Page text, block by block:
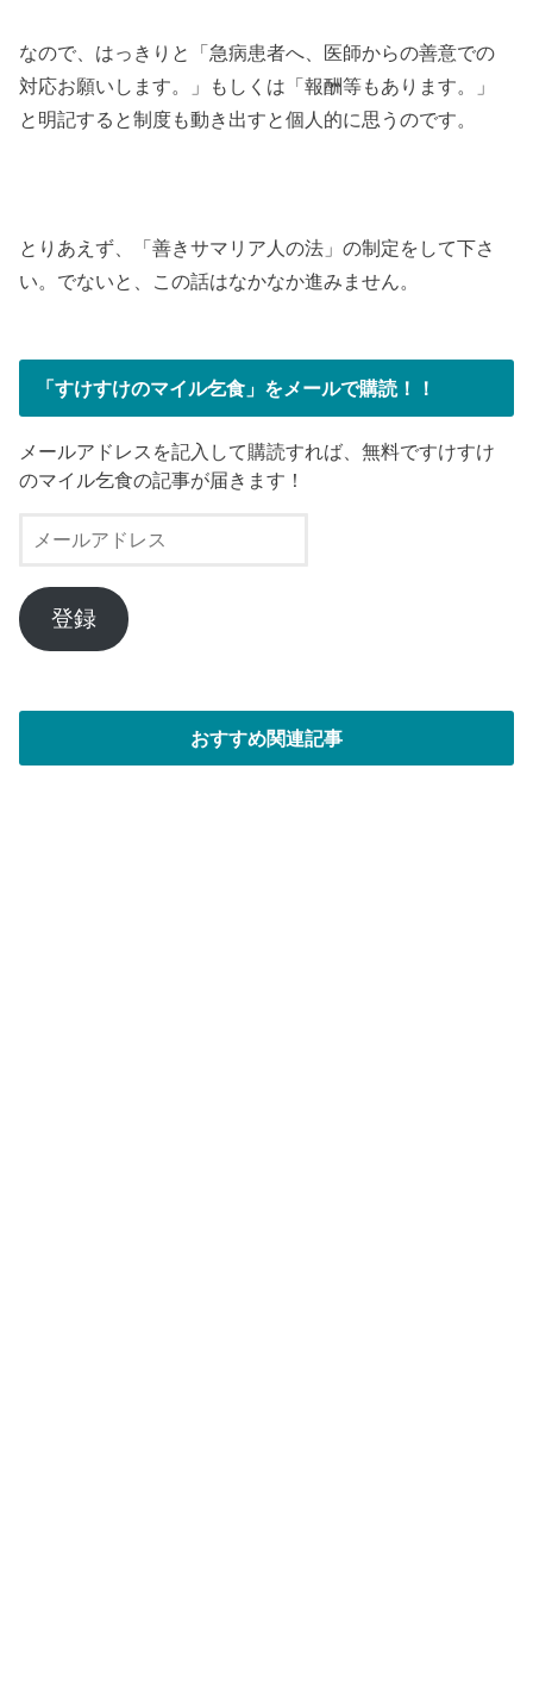
なので、はっきりと「急病患者へ、医師からの善意での
対応お願いします。」もしくは「報酬等もあります。」
と明記すると制度も動き出すと個人的に思うのです。
とりあえず、「善きサマリア人の法」の制定をして下さ
い。でないと、この話はなかなか進みません。
「すけすけのマイル乞食」をメールで購読！！
メールアドレスを記入して購読すれば、無料ですけすけ
のマイル乞食の記事が届きます！
ー
ア
ド
登録
おすすめ関連記事